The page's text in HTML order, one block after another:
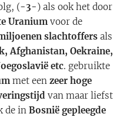
(-3-) als ook het door
Uranium voor de
slachtoffers als
Afghanistan, Oekraine,
etc. gebruikte
met een zeer hoge
van maar liefst
de in Bosnië gepleegde